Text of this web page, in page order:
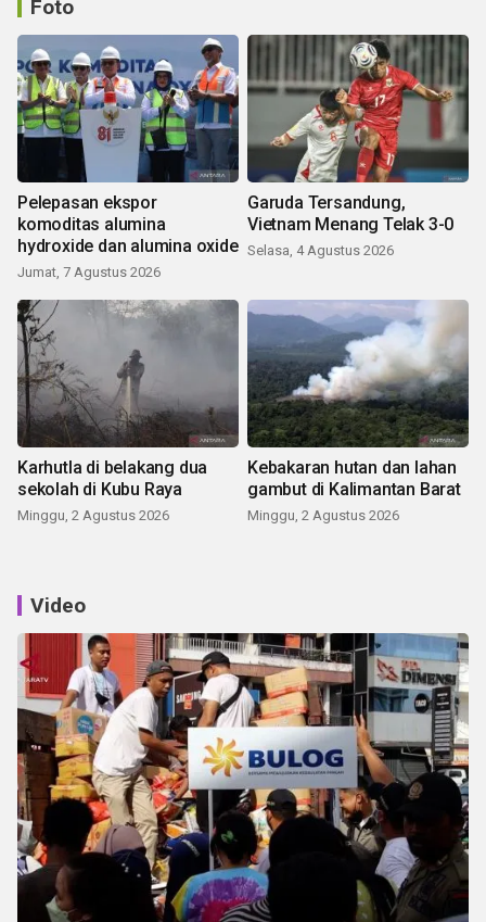
Foto
Pelepasan ekspor
komoditas alumina
hydroxide dan alumina oxide
Jumat, 7 Agustus 2026
Garuda Tersandung,
Vietnam Menang Telak 3-0
Selasa, 4 Agustus 2026
Karhutla di belakang dua
sekolah di Kubu Raya
Minggu, 2 Agustus 2026
Kebakaran hutan dan lahan
gambut di Kalimantan Barat
Minggu, 2 Agustus 2026
Video